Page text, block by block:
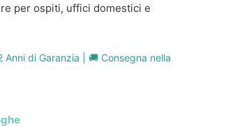
per ospiti, uffici domestici e
Anni di Garanzia | 🚚 Consegna nella